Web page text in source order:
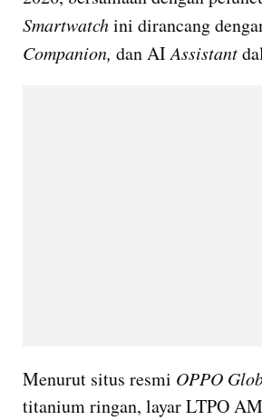
Smartwatch ini dirancang
Companion, dan AI Assistant
Menurut situs resmi OPPO
titanium ringan, layar LTPO